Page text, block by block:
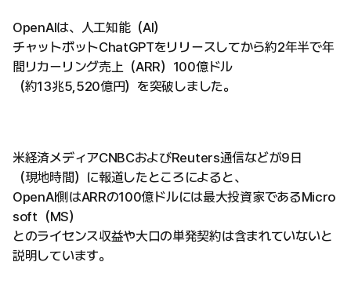
OpenAIは、人工知能（AI）
チャットボットChatGPTをリリースしてから約2年半で年
間リカーリング売上（ARR）100億ドル
（約13兆5,520億円）を突破しました。
米経済メディアCNBCおよびReuters通信などが9日
（現地時間）に報道したところによると、
OpenAI側はARRの100億ドルには最大投資家であるMicro
soft（MS）
とのライセンス収益や大口の単発契約は含まれていないと
説明しています。